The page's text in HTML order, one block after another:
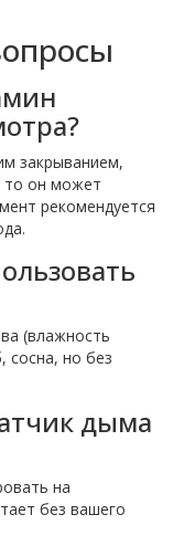
закрыванием,
то он может
рекомендуется
(влажность
сосна, но без
дыма
на
без вашего